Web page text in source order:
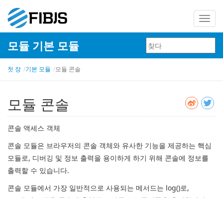
탐
색
환
모듈 기본 모듈
첫 장 기본 모듈 모듈 콘솔
모듈 콘솔
콘솔 액세스 객체
콘솔 모듈은 브라우저의 콘솔 객체와 유사한 기능을 제공하는 핵심
모듈로, 디버깅 및 정보 출력을 용이하게 하기 위해 콘솔에 정보를
출력할 수 있습니다.
콘솔 모듈에서 가장 일반적으로 사용되는 메서드는 log()로,